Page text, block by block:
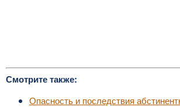
Смотрите также:
Опасность и последствия